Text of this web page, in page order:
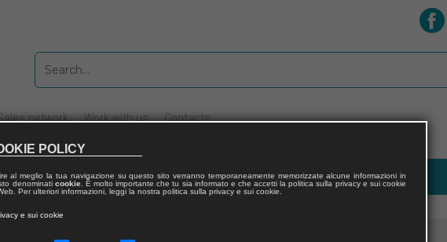
network Work with us Contacts
POLICY
al meglio la tua navigazione su questo sito verranno temporaneamente memorizzate alcune informazioni in
denominati cookie. È molto importante che tu sia informato e che accetti la politica sulla privacy e sui cookie
Per ulteriori informazioni, leggi la nostra politica sulla privacy e sui cookie.
e sui cookie